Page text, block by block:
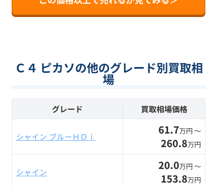
Ｃ４ ピカソの他のグレード別買取相
場
グレード 買取相場価格
シャイン ブルーＨＤｉ 61.7万円 〜
260.8万円
シャイン 20.0万円 〜
153.8万円